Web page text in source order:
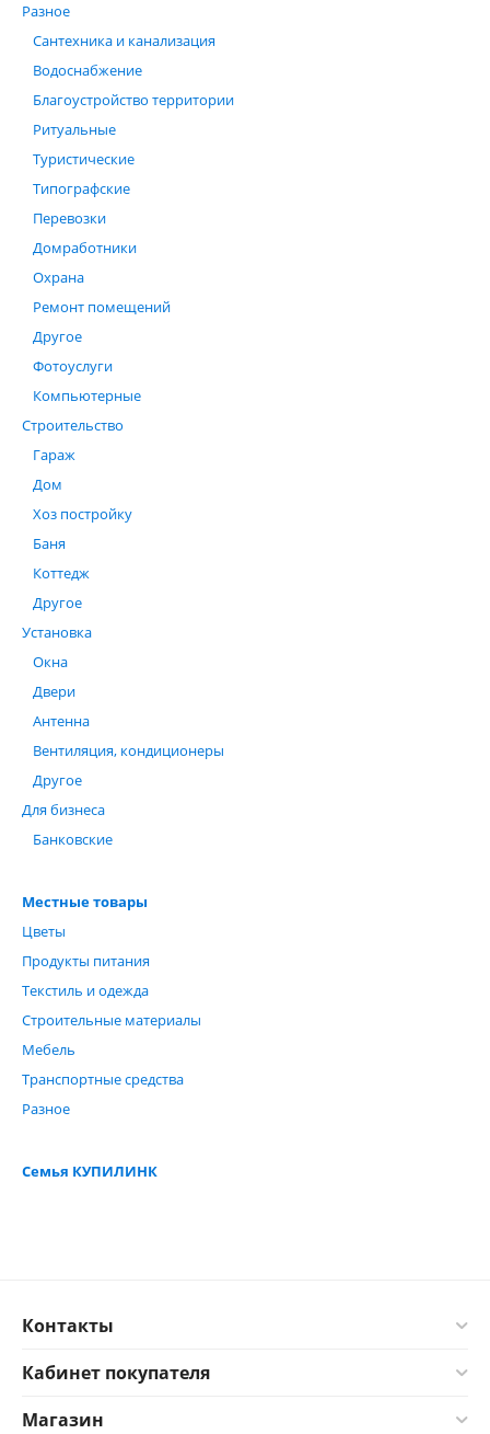
Разное
Сантехника и канализация
Водоснабжение
Благоустройство территории
Ритуальные
Туристические
Типографские
Перевозки
Домработники
Охрана
Ремонт помещений
Другое
Фотоуслуги
Компьютерные
Строительство
Гараж
Дом
Хоз постройку
Баня
Коттедж
Другое
Установка
Окна
Двери
Антенна
Вентиляция, кондиционеры
Другое
Для бизнеса
Банковские
Местные товары
Цветы
Продукты питания
Текстиль и одежда
Строительные материалы
Мебель
Транспортные средства
Разное
Семья КУПИЛИНК
Контакты
Кабинет покупателя
Магазин